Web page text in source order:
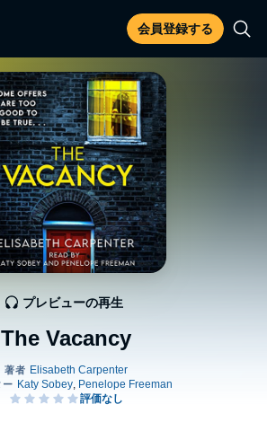
会員登録する
The Vacancy
プレビューの再生